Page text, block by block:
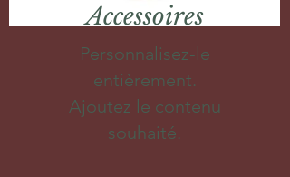
Accessoires
Personnalisez-le
entièrement.
Ajoutez le contenu
souhaité.